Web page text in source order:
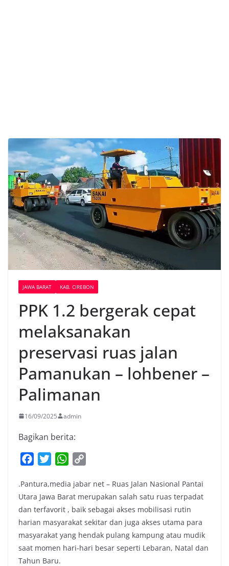
JAWA BARAT KAB. CIREBON
PPK 1.2 bergerak cepat
melaksanakan
preservasi ruas jalan
Pamanukan – lohbener –
Palimanan
16/09/2025 admin
Bagikan berita:
c
e
b
o
o
k
i
t
t
e
r
W
a
t
s
A
p
p
p
y
L
i
n
k
.Pantura,media jabar net – Ruas Jalan Nasional Pantai
Utara Jawa Barat merupakan salah satu ruas terpadat
dan terfavorit , baik sebagai akses mobilisasi rutin
harian masyarakat sekitar dan juga akses utama para
masyarakat yang hendak pulang kampung atau mudik
saat momen hari-hari besar seperti Lebaran, Natal dan
Tahun Baru.